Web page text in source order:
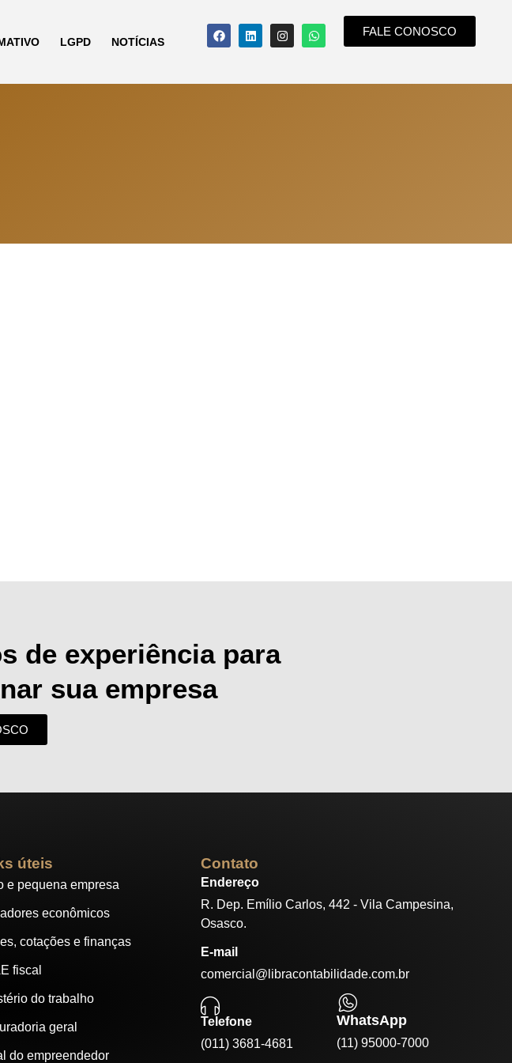
LGPD NOTÍCIAS
FALE CONOSCO
de experiência para
sua empresa
úteis
e pequena empresa
econômicos
cotações e finanças
fiscal
do trabalho
geral
do empreendedor
Contato
Endereço
R. Dep. Emílio Carlos, 442 - Vila Campesina,
Osasco.
E-mail
comercial@libracontabilidade.com.br
Telefone
(011) 3681-4681
WhatsApp
(11) 95000-7000